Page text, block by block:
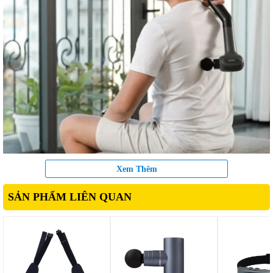
2. Công nghệ massage rung sâu
tác động sâu vào nhóm cơ giúp giãn cơ nhanh chóng, giảm
cảm giác đau mỏi.
Cơ chế này tương tự các phương pháp massage chuyên
Xem Thêm
SẢN PHẨM LIÊN QUAN